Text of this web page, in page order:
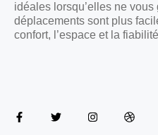
idéales lorsqu’elles ne vous
déplacements sont plus
confort, l’espace et la